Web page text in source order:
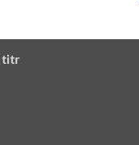
titr